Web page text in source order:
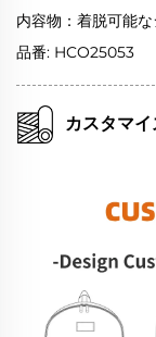
内容物：着脱可能
品番: HCO25053
カスタマイ